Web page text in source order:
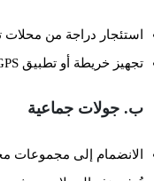
استئجار دراجة من محلات
تجهيز خريطة أو تطبيق GPS لاختيار المسارات.
ب. جولات جماعية
الانضمام إلى مجموعات